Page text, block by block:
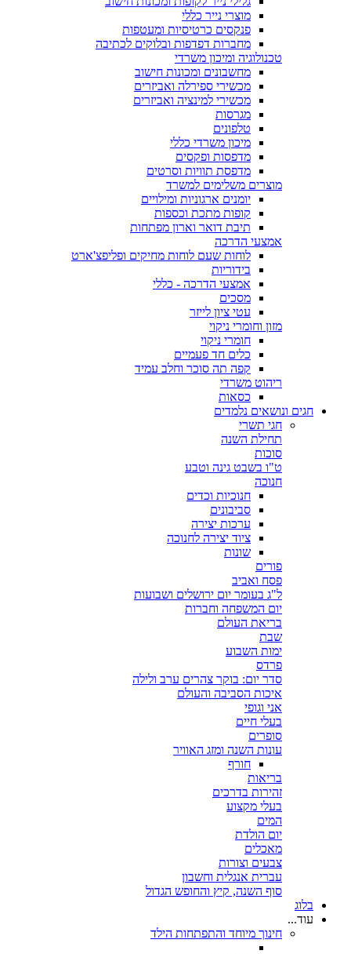
מוצרי נייר כללי
פנקסים כרטיסיות ומעטפות
מחברות דפדפות ובלוקים לכתיבה
טכנולוגיה ומיכון משרדי
מחשבונים ומכונות חישוב
מכשירי ספירלה ואביזרים
מכשירי למינציה ואביזרים
מגרסות
טלפונים
מיכון משרדי כללי
מדפסות ופקסים
מדפסת תוויות וסרטים
מוצרים משלימים למשרד
יומנים ארגוניות ומילויים
קופות מתכת וכספות
תיבת דואר וארון מפתחות
אמצעי הדרכה
לוחות שעם לוחות מחיקים ופליפצ'ארט
בידוריות
אמצעי הדרכה - כללי
מסכים
עטי ציון לייזר
מזון וחומרי ניקוי
חומרי ניקוי
כלים חד פעמיים
קפה תה סוכר וחלב עמיד
ריהוט משרדי
כסאות
חגים ונושאים נלמדים
חגי תשרי
תחילת השנה
סוכות
ט"ו בשבט גינה וטבע
חנוכה
חנוכיות וכדים
סביבונים
ערכות יצירה
ציוד יצירה לחנוכה
שונות
פורים
פסח ואביב
ל"ג בעומר יום ירושלים ושבועות
יום המשפחה וחברות
בריאת העולם
שבת
ימות השבוע
פרדס
סדר יום: בוקר צהרים ערב ולילה
איכות הסביבה והעולם
אני וגופי
בעלי חיים
סופרים
עונות השנה ומזג האוויר
חורף
בריאות
זהירות בדרכים
בעלי מקצוע
המים
יום הולדת
מאכלים
צבעים וצורות
עברית אנגלית וחשבון
סוף השנה, קיץ והחופש הגדול
בלוג
עוד...
חינוך מיוחד והתפתחות הילד